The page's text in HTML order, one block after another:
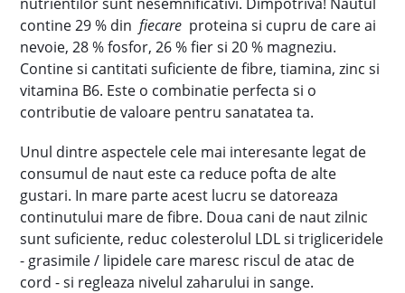
contine 29 % din fiecare proteina si cupru de care ai
nevoie, 28 % fosfor, 26 % fier si 20 % magneziu.
Contine si cantitati suficiente de fibre, tiamina, zinc si
vitamina B6. Este o combinatie perfecta si o
contributie de valoare pentru sanatatea ta.
Unul dintre aspectele cele mai interesante legat de
consumul de naut este ca reduce pofta de alte
gustari. In mare parte acest lucru se datoreaza
continutului mare de fibre. Doua cani de naut zilnic
sunt suficiente, reduc colesterolul LDL si trigliceridele
- grasimile / lipidele care maresc riscul de atac de
cord - si regleaza nivelul zaharului in sange.